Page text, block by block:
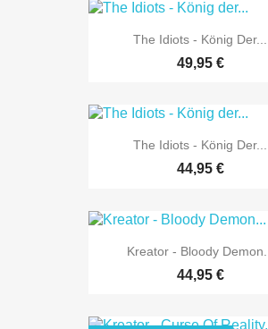
The Idiots - König Der...
49,95 €
The Idiots - König Der...
44,95 €
Kreator - Bloody Demon...
44,95 €